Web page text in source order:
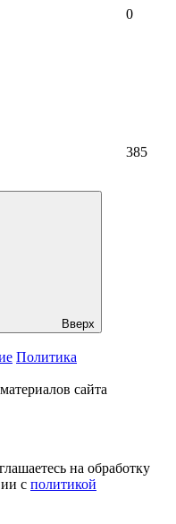
0
385
Вверх
Политика
сайта
на обработку
с политикой